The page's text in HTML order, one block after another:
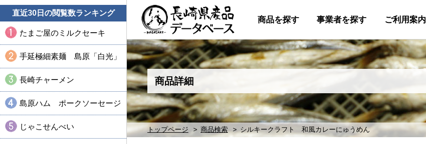
直近30日の閲覧数ランキング
たまご屋のミルクセーキ
手延極細素麺 島原「白光」
長崎チャーメン
島原ハム ポークソーセージ
じゃこせんべい
商品を探す 事業者を探す ご利用案内
商品詳細
トップページ 商品検索 シルキークラフト 和風カレーにゅうめん